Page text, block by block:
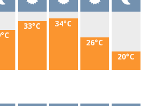
33°C 34°C
26°C
20°C